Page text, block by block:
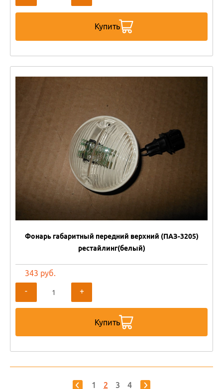
Купить
Фонарь габаритный передний верхний (ПАЗ-3205)
рестайлинг(белый)
343 руб.
-
+
Купить
1 2 3 4